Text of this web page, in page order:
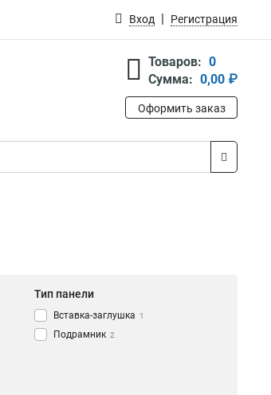
Вход Регистрация
Товаров: 0
Сумма: 0,00 ₽
Оформить заказ
Тип панели
Вставка-заглушка 1
Подрамник 2